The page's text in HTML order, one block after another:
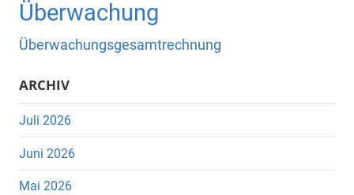
Überwachung
Überwachungsgesamtrechnung
ARCHIV
Juli 2026
Juni 2026
Mai 2026